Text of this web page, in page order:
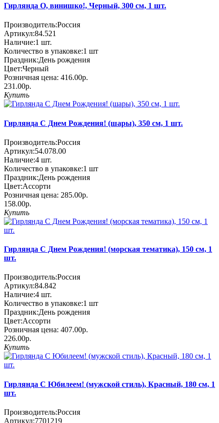
Гирлянда О, винишко!, Черный, 300 см, 1 шт.
Производитель:Россия
Артикул:84.521
Наличие:1 шт.
Количество в упаковке:1 шт
Праздник:День рождения
Цвет:Черный
Розничная цена: 416.00р.
231.00р.
Купить
Гирлянда С Днем Рождения! (шары), 350 см, 1 шт.
Производитель:Россия
Артикул:54.078.00
Наличие:4 шт.
Количество в упаковке:1 шт
Праздник:День рождения
Цвет:Ассорти
Розничная цена: 285.00р.
158.00р.
Купить
Гирлянда С Днем Рождения! (морская тематика), 150 см, 1
шт.
Производитель:Россия
Артикул:84.842
Наличие:4 шт.
Количество в упаковке:1 шт
Праздник:День рождения
Цвет:Ассорти
Розничная цена: 407.00р.
226.00р.
Купить
Гирлянда С Юбилеем! (мужской стиль), Красный, 180 см, 1
шт.
Производитель:Россия
Артикул:7701219